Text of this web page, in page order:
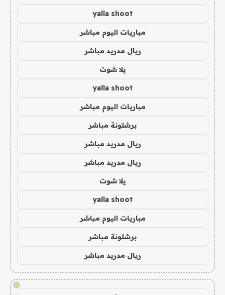
yalla shoot
مباريات اليوم مباشر
ريال مدريد مباشر
يلا شوت
yalla shoot
مباريات اليوم مباشر
برشلونة مباشر
ريال مدريد مباشر
ريال مدريد مباشر
يلا شوت
yalla shoot
مباريات اليوم مباشر
برشلونة مباشر
ريال مدريد مباشر
!